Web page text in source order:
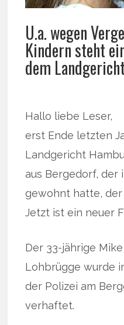
U.a. wegen
Kindern steht
dem
Hallo liebe Leser,
erst Ende letzten
Landgericht
aus Bergedorf, der
gewohnt hatte, der
Jetzt ist ein neuer
Der 33-jährige
Lohbrügge wurde
der Polizei am
verhaftet.